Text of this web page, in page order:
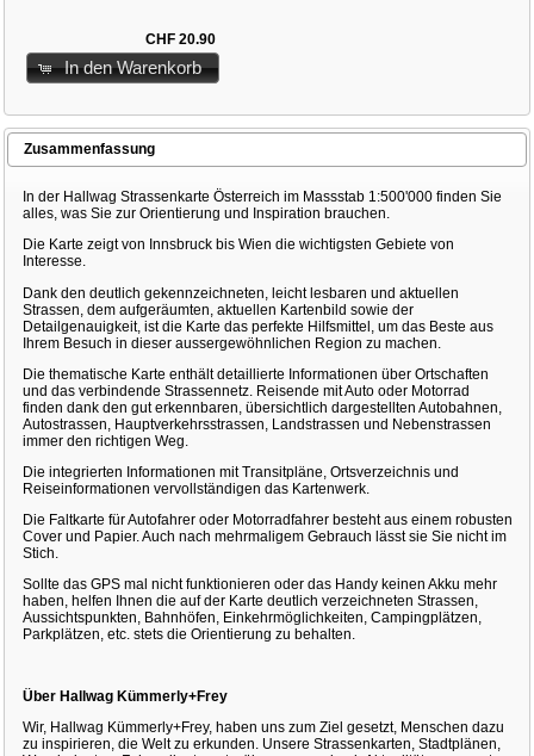
CHF 20.90
In den Warenkorb
Zusammenfassung
In der Hallwag Strassenkarte Österreich im Massstab 1:500'000 finden Sie
alles, was Sie zur Orientierung und Inspiration brauchen.
Die Karte zeigt von Innsbruck bis Wien die wichtigsten Gebiete von
Interesse.
Dank den deutlich gekennzeichneten, leicht lesbaren und aktuellen
Strassen, dem aufgeräumten, aktuellen Kartenbild sowie der
Detailgenauigkeit, ist die Karte das perfekte Hilfsmittel, um das Beste aus
Ihrem Besuch in dieser aussergewöhnlichen Region zu machen.
Die thematische Karte enthält detaillierte Informationen über Ortschaften
und das verbindende Strassennetz. Reisende mit Auto oder Motorrad
finden dank den gut erkennbaren, übersichtlich dargestellten Autobahnen,
Autostrassen, Hauptverkehrsstrassen, Landstrassen und Nebenstrassen
immer den richtigen Weg.
Die integrierten Informationen mit Transitpläne, Ortsverzeichnis und
Reiseinformationen vervollständigen das Kartenwerk.
Die Faltkarte für Autofahrer oder Motorradfahrer besteht aus einem robusten
Cover und Papier. Auch nach mehrmaligem Gebrauch lässt sie Sie nicht im
Stich.
Sollte das GPS mal nicht funktionieren oder das Handy keinen Akku mehr
haben, helfen Ihnen die auf der Karte deutlich verzeichneten Strassen,
Aussichtspunkten, Bahnhöfen, Einkehrmöglichkeiten, Campingplätzen,
Parkplätzen, etc. stets die Orientierung zu behalten.
Über Hallwag Kümmerly+Frey
Wir, Hallwag Kümmerly+Frey, haben uns zum Ziel gesetzt, Menschen dazu
zu inspirieren, die Welt zu erkunden. Unsere Strassenkarten, Stadtplänen,